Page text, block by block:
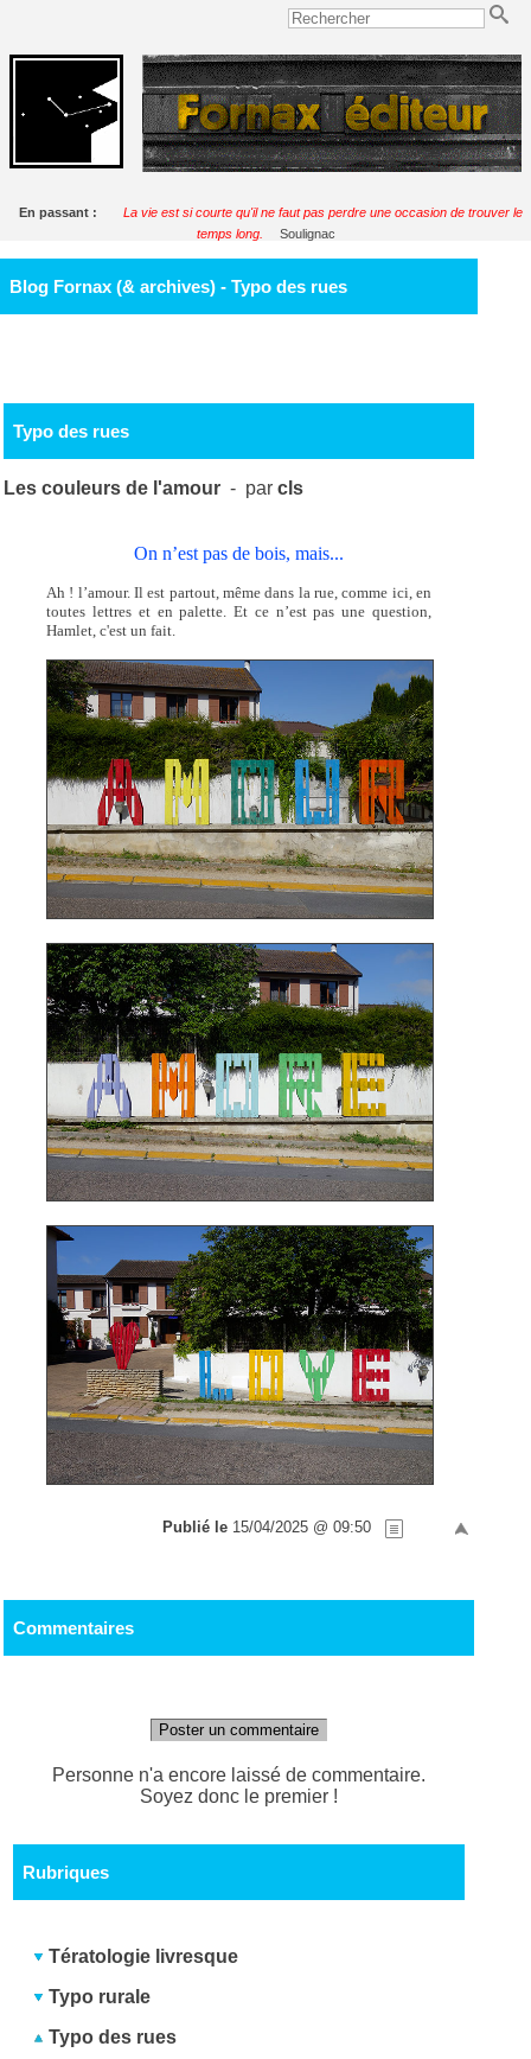
En passant :
La vie est si courte qu'il ne faut pas perdre une occasion de trouver le
temps long.
Soulignac
Blog Fornax (& archives) - Typo des rues
Typo des rues
Les couleurs de l'amour - parcls
On n’est pas de bois, mais...
Ah ! l’amour. Il est partout, même dans la rue, comme ici, en
toutes lettres et en palette. Et ce n’est pas une question,
Hamlet, c'est un fait.
Publié le 15/04/2025 @ 09:50
Commentaires
Poster un commentaire
Personne n'a encore laissé de commentaire.
Soyez donc le premier !
Rubriques
Tératologie livresque
Typo rurale
Typo des rues